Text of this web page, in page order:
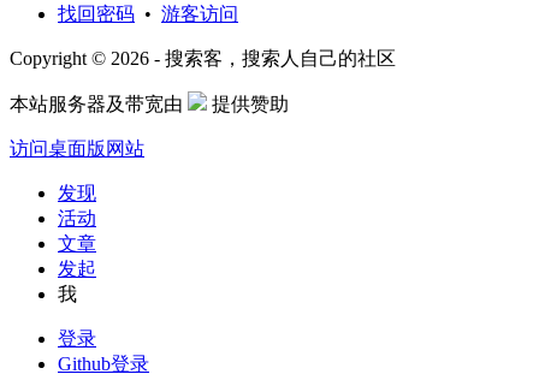
找回密码 • 游客访问
Copyright © 2026 - 搜索客，搜索人自己的社区
本站服务器及带宽由 提供赞助
访问桌面版网站
发现
活动
文章
发起
我
登录
Github登录